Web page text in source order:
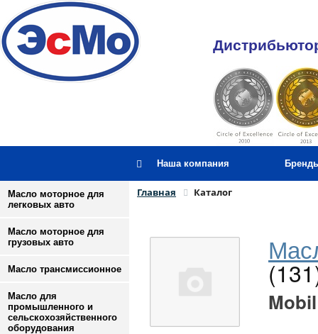
Наша компания
Масло моторное для
легковых авто
Масло моторное для
грузовых авто
Масло трансмиссионное
Масло для
промышленного и
сельскохозяйственного
оборудования
Главная Каталог
Mobil